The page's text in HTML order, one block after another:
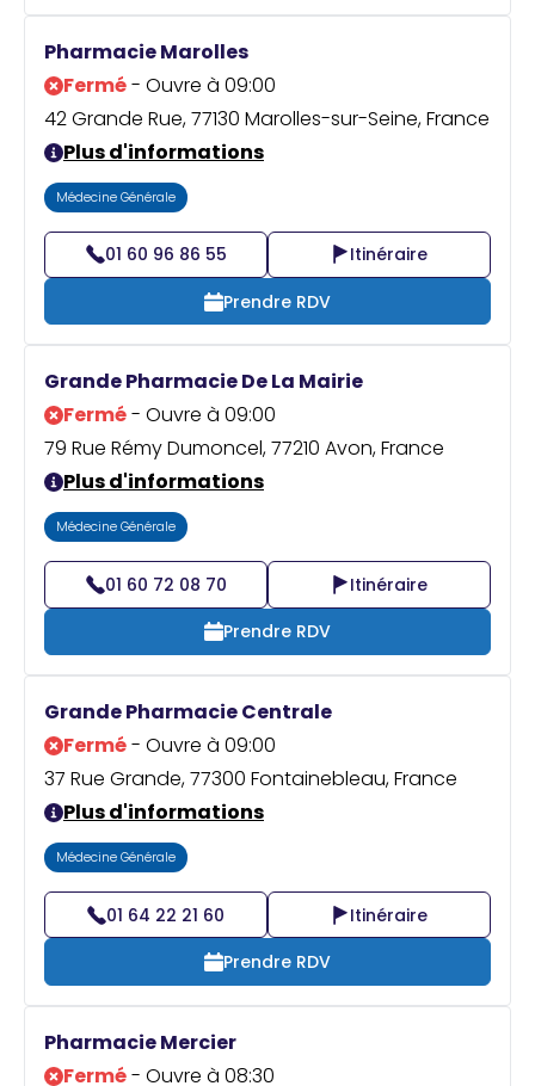
Pharmacie Marolles
Fermé- Ouvre à 09:00
42 Grande Rue, 77130 Marolles-sur-Seine, France
Plus d'informations
Médecine Générale
01 60 96 86 55
Itinéraire
Prendre RDV
Grande Pharmacie De La Mairie
Fermé- Ouvre à 09:00
79 Rue Rémy Dumoncel, 77210 Avon, France
Plus d'informations
Médecine Générale
01 60 72 08 70
Itinéraire
Prendre RDV
Grande Pharmacie Centrale
Fermé- Ouvre à 09:00
37 Rue Grande, 77300 Fontainebleau, France
Plus d'informations
Médecine Générale
01 64 22 21 60
Itinéraire
Prendre RDV
Pharmacie Mercier
Fermé- Ouvre à 08:30